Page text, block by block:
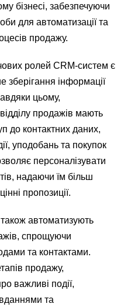
бізнесі, забезпечуючи
для автоматизації та
продажу.
ролей CRM-систем є
зберігання інформації
цьому,
продажів мають
до контактних даних,
уподобань та покупок
персоналізувати
надаючи їм більш
пропозиції.
автоматизують
спрощуючи
та контактами.
продажу,
важливі події,
та